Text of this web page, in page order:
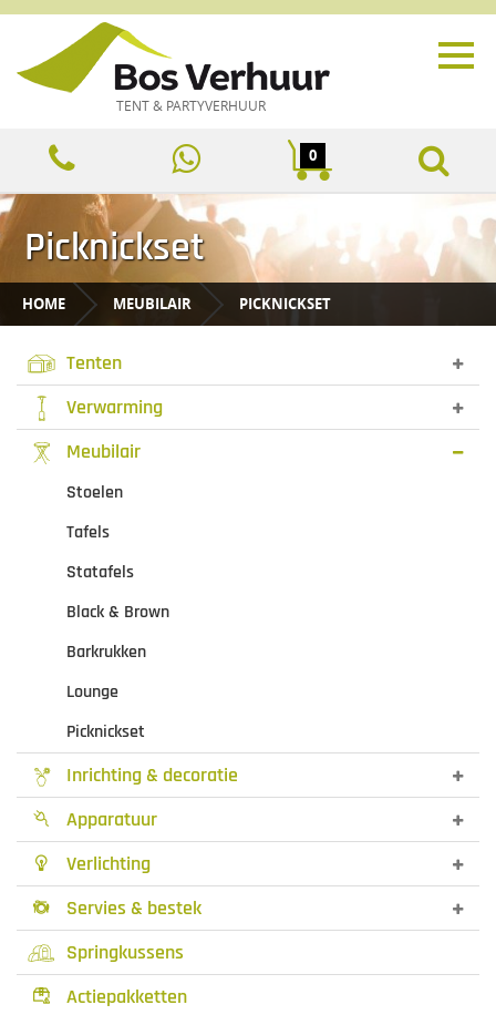
TENT & PARTYVERHUUR
0
Picknickset
HOME MEUBILAIR PICKNICKSET
Tenten
Verwarming
Meubilair
Stoelen
Tafels
Statafels
Black & Brown
Barkrukken
Lounge
Picknickset
Inrichting & decoratie
 Apparatuur
 Verlichting

Servies & bestek
Springkussens
 Actiepakketten